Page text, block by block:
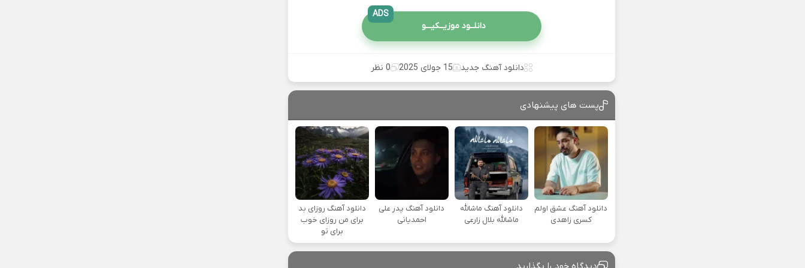
دانلــود موزیــکیـــو
ADS
دانلود آهنگ جدید 15 جولای 2025 0 نظر
پست های پیشنهادی
دانلود آهنگ عشق اولم
کسری زاهدی
دانلود آهنگ ماشالله
ماشالله بلال زارعی
دانلود آهنگ پدر علی
احمدیانی
دانلود آهنگ روزای بد
برای من روزای خوب
برای تو